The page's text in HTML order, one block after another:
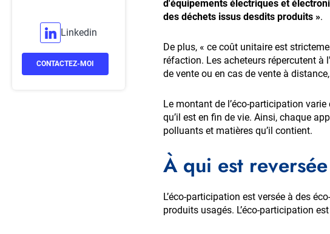
Linkedin
CONTACTEZ-MOI
d'équipements électriques et
des déchets issus desdits produits ».
De plus, « ce coût unitaire est
réfaction. Les acheteurs répercutent
de vente ou en cas de vente à
Le montant de l’éco-participation
qu’il est en fin de vie. Ainsi, chaque
polluants et matières qu’il contient.
À qui est
L’éco-participation est versée à des
produits usagés. L’éco-participation